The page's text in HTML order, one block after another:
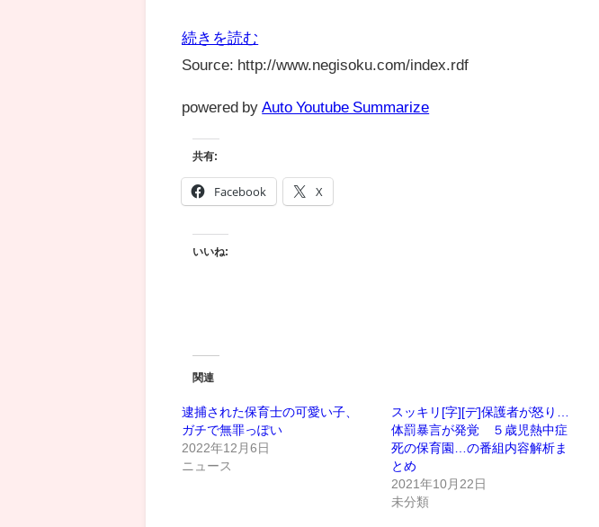
続きを読む
Source: http://www.negisoku.com/index.rdf
powered by Auto Youtube Summarize
共有:
Facebook X
いいね:
関連
逮捕された保育士の可愛い子、
ガチで無罪っぽい
2022年12月6日
ニュース
スッキリ[字][デ]保護者が怒り…
体罰暴言が発覚 ５歳児熱中症
死の保育園…の番組内容解析ま
とめ
2021年10月22日
未分類